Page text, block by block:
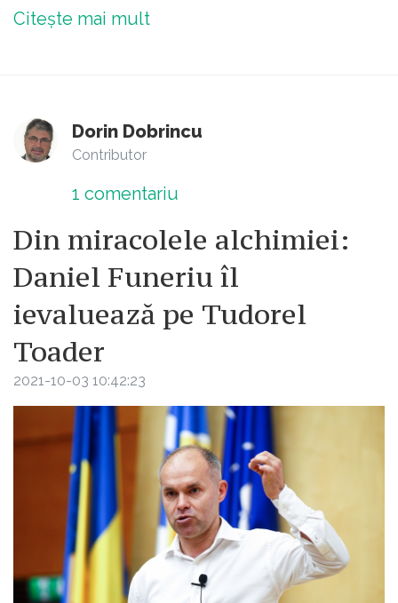
Citește mai mult
Dorin Dobrincu
Contributor
1 comentariu
Din miracolele alchimiei:
Daniel Funeriu îl
ievaluează pe Tudorel
Toader
2021-10-03 10:42:23